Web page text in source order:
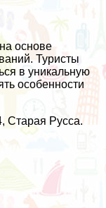
основе
Туристы
в уникальную
особенности
Старая Русса.